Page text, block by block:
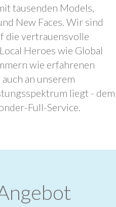
tausenden Models,
New Faces. Wir sind
die vertrauensvolle
Heroes wie Global
wie erfahrenen
an unserem
liegt - dem
Full-Service.